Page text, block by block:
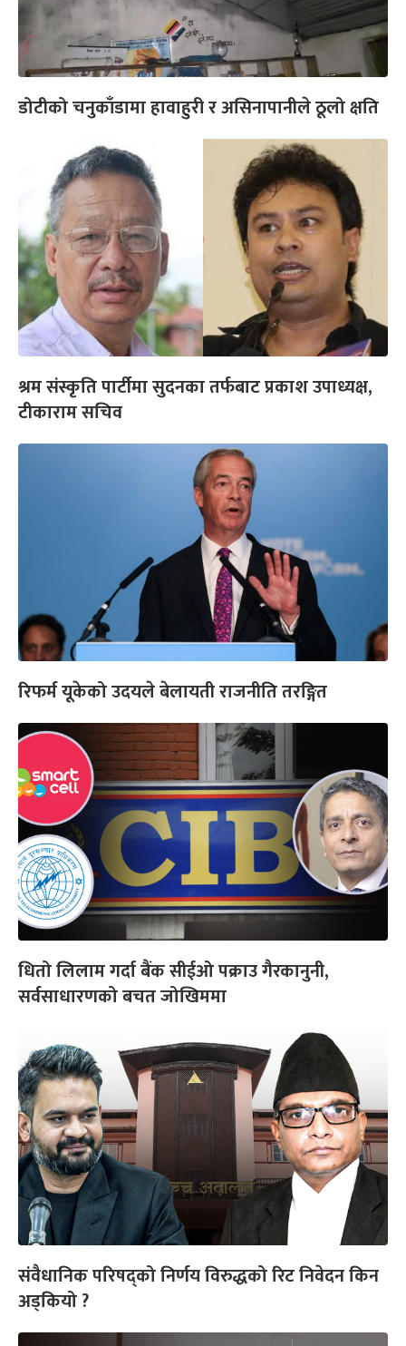
डोटीको चनुकाँडामा हावाहुरी र असिनापानीले ठूलो क्षति
श्रम संस्कृति पार्टीमा सुदनका तर्फबाट प्रकाश उपाध्यक्ष,
टीकाराम सचिव
रिफर्म यूकेको उदयले बेलायती राजनीति तरङ्गित
धितो लिलाम गर्दा बैंक सीईओ पक्राउ गैरकानुनी,
सर्वसाधारणको बचत जोखिममा
संवैधानिक परिषद्को निर्णय विरुद्धको रिट निवेदन किन
अड्कियो ?